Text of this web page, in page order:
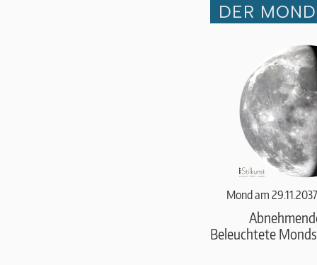
DER
Mond am
Beleuchtete